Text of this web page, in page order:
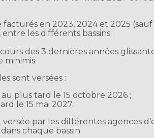
en 2023, 2024 et 2025 (sauf
les différents bassins ;
des 3 dernières années
minimis.
sont versées :
plus tard le 15 octobre 2026 ;
le 15 mai 2027.
versée par les différentes agences
chaque bassin.